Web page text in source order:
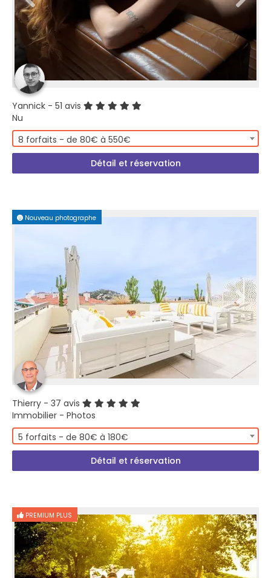
Yannick - 51 avis
Nu
8 forfaits - de 80€ à 550€
Détail et réservation
PREMIUM PLUS
Nouveau photographe
Thierry - 37 avis
Immobilier - Photos
5 forfaits - de 80€ à 180€
Détail et réservation
PREMIUM PLUS